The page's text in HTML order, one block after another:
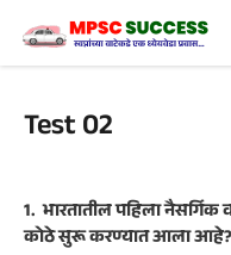
content
Test 02
1. भारतातील पहिला
कोठे सुरू करण्यात आला आहे?